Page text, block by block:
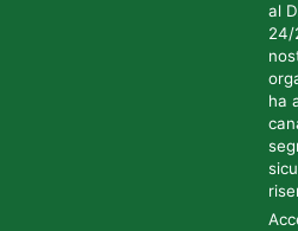
al
24/
ha